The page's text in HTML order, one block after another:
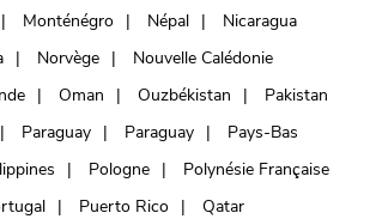
Monténégro Népal
Nicaragua
Norvège
Nouvelle Calédonie
Oman Ouzbékistan
Pakistan
Paraguay Paraguay
Pays-Bas
Pologne
Polynésie Française
Puerto Rico
Qatar